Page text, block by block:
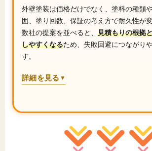
外壁塗装は価格だけでなく、塗料の種類
囲、塗り回数、保証の考え方で耐久性が
数社の提案を並べると、 見積もりの根拠
しやすくなるため、失敗回避につながり
す。
詳細を見る ▼